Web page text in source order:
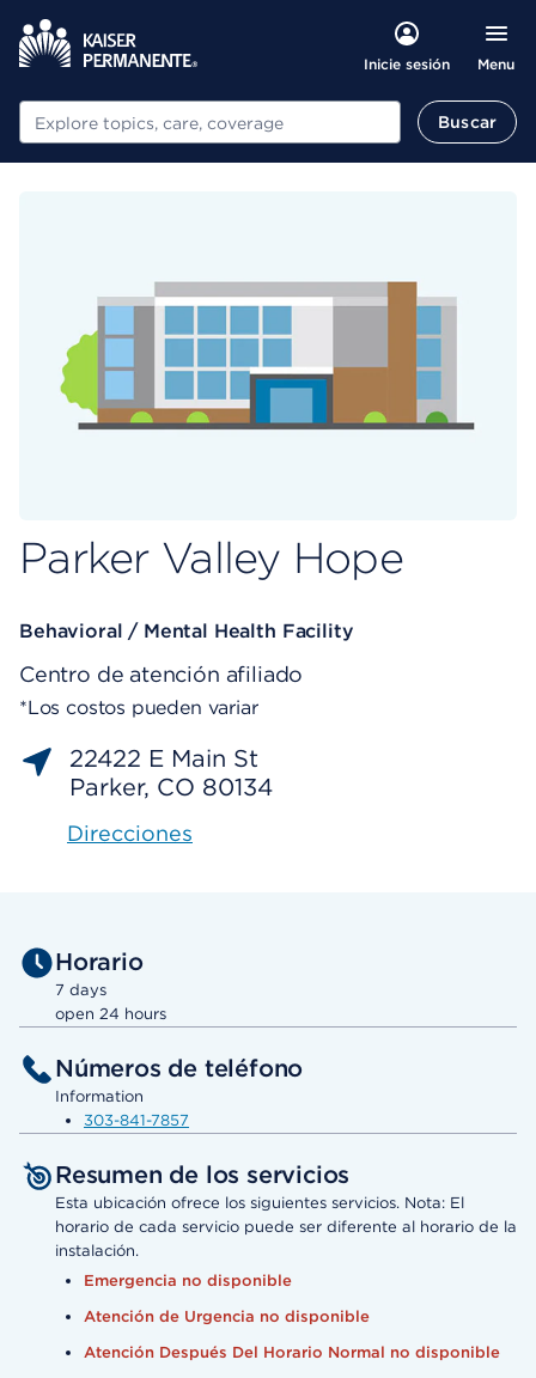
Inicie sesión Menu
Buscar Buscar
Parker Valley Hope
Behavioral / Mental Health Facility
Centro de atención afiliado
*Los costos pueden variar
22422 E Main St
Parker, CO 80134
Direcciones
Horario
7 days
open 24 hours
Números de teléfono
Information
303-841-7857
Resumen de los servicios
Esta ubicación ofrece los siguientes servicios. Nota: El
horario de cada servicio puede ser diferente al horario de la
instalación.
Emergencia no disponible
Atención de Urgencia no disponible
Atención Después Del Horario Normal no disponible